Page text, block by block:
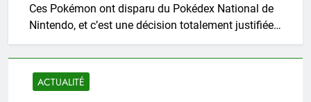
Ces Pokémon ont disparu du Pokédex National de
Nintendo, et c’est une décision totalement justifiée…
ACTUALITÉ